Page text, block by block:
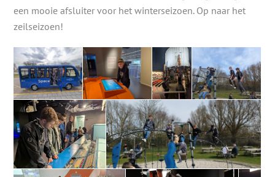
een mooie afsluiter voor het winterseizoen. Op naar het
zeilseizoen!